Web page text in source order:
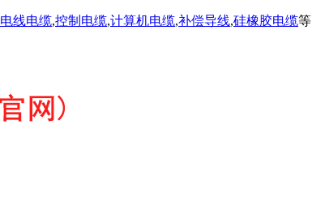
电线电缆,控制电缆,计算机电缆,补偿导线,硅橡胶电缆等